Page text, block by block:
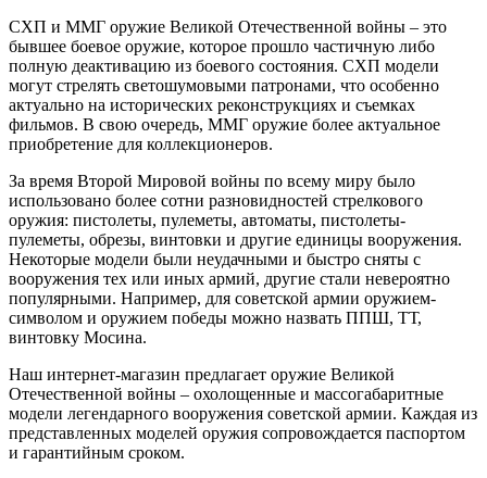
СХП и ММГ оружие Великой Отечественной войны – это
бывшее боевое оружие, которое прошло частичную либо
полную деактивацию из боевого состояния. СХП модели
могут стрелять светошумовыми патронами, что особенно
актуально на исторических реконструкциях и съемках
фильмов. В свою очередь, ММГ оружие более актуальное
приобретение для коллекционеров.
За время Второй Мировой войны по всему миру было
использовано более сотни разновидностей стрелкового
оружия: пистолеты, пулеметы, автоматы, пистолеты-
пулеметы, обрезы, винтовки и другие единицы вооружения.
Некоторые модели были неудачными и быстро сняты с
вооружения тех или иных армий, другие стали невероятно
популярными. Например, для советской армии оружием-
символом и оружием победы можно назвать ППШ, ТТ,
винтовку Мосина.
Наш интернет-магазин предлагает оружие Великой
Отечественной войны – охолощенные и массогабаритные
модели легендарного вооружения советской армии. Каждая из
представленных моделей оружия сопровождается паспортом
и гарантийным сроком.